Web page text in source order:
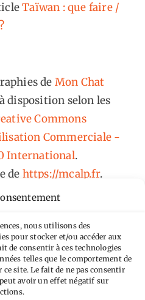
nous utilisons des
pour stocker et/ou accéder aux
de consentir à ces technologies
telles que le comportement de
site. Le fait de ne pas consentir
avoir un effet négatif sur
Taïwan : que faire /
de Mon Chat
disposition selon les
Commons
Commerciale -
International.
de https://mcalp.fr.
Allemagne